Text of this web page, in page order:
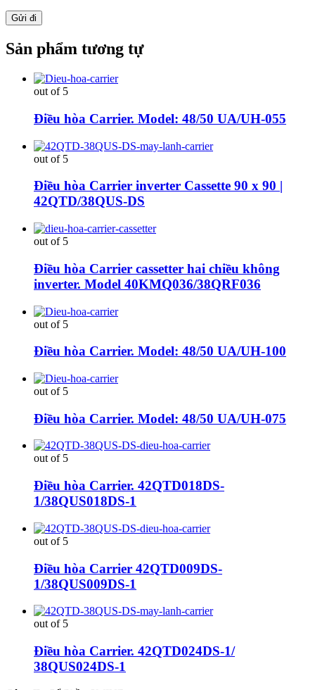
Sản phẩm tương tự
out of 5
Điều hòa Carrier. Model: 48/50 UA/UH-055
out of 5
Điều hòa Carrier inverter Cassette 90 x 90 |
42QTD/38QUS-DS
out of 5
Điều hòa Carrier cassetter hai chiều không
inverter. Model 40KMQ036/38QRF036
out of 5
Điều hòa Carrier. Model: 48/50 UA/UH-100
out of 5
Điều hòa Carrier. Model: 48/50 UA/UH-075
out of 5
Điều hòa Carrier. 42QTD018DS-
1/38QUS018DS-1
out of 5
Điều hòa Carrier 42QTD009DS-
1/38QUS009DS-1
out of 5
Điều hòa Carrier. 42QTD024DS-1/
38QUS024DS-1